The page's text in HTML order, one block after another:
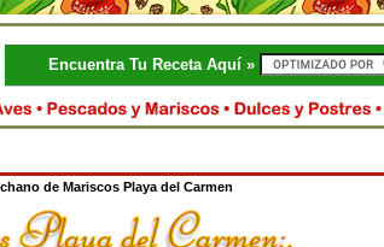
Encuentra Tu Receta Aquí »
de Mariscos Playa del Carmen